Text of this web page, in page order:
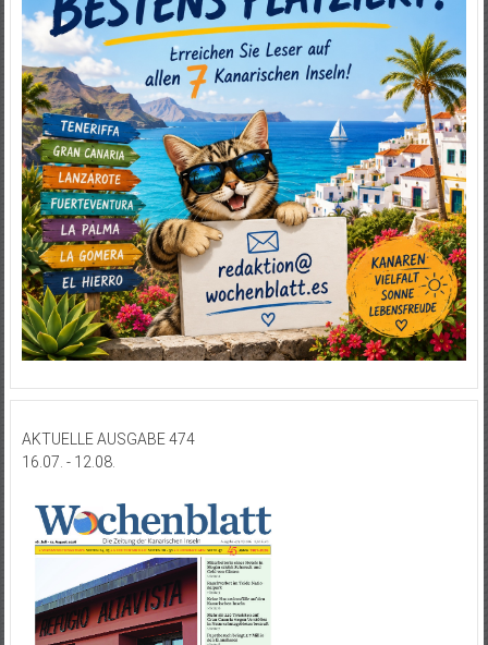
AKTUELLE AUSGABE 474
16.07. - 12.08.